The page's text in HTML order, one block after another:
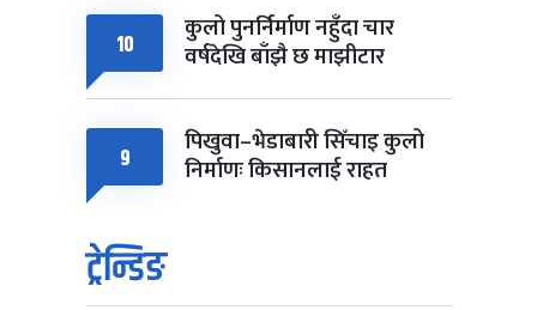
10 कुलो पुनर्निर्माण नहुँदा चार
वर्षदेखि बाँझै छ माझीटार
9 पिखुवा–भेडाबारी सिँचाइ कुलो
निर्माणः किसानलाई राहत
ट्रेन्डिङ